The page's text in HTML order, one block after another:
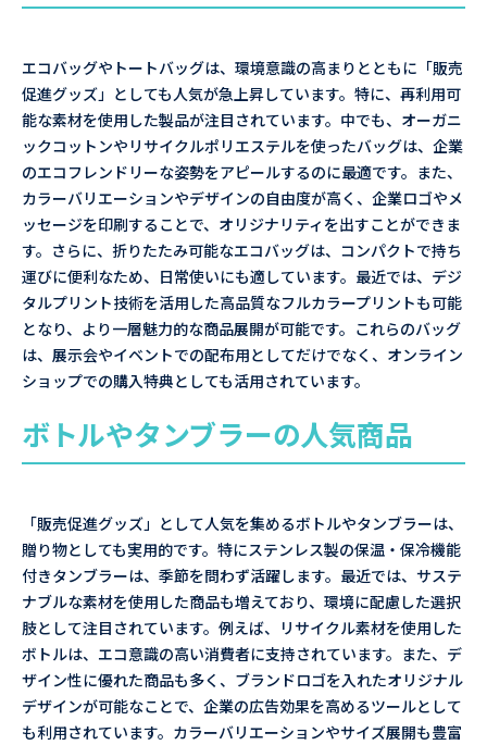
エコバッグやトートバッグは、環境意識の高まりとともに「販売
促進グッズ」としても人気が急上昇しています。特に、再利用可
能な素材を使用した製品が注目されています。中でも、オーガニ
ックコットンやリサイクルポリエステルを使ったバッグは、企業
のエコフレンドリーな姿勢をアピールするのに最適です。また、
カラーバリエーションやデザインの自由度が高く、企業ロゴやメ
ッセージを印刷することで、オリジナリティを出すことができま
す。さらに、折りたたみ可能なエコバッグは、コンパクトで持ち
運びに便利なため、日常使いにも適しています。最近では、デジ
タルプリント技術を活用した高品質なフルカラープリントも可能
となり、より一層魅力的な商品展開が可能です。これらのバッグ
は、展示会やイベントでの配布用としてだけでなく、オンライン
ショップでの購入特典としても活用されています。
ボトルやタンブラーの人気商品
「販売促進グッズ」として人気を集めるボトルやタンブラーは、
贈り物としても実用的です。特にステンレス製の保温・保冷機能
付きタンブラーは、季節を問わず活躍します。最近では、サステ
ナブルな素材を使用した商品も増えており、環境に配慮した選択
肢として注目されています。例えば、リサイクル素材を使用した
ボトルは、エコ意識の高い消費者に支持されています。また、デ
ザイン性に優れた商品も多く、ブランドロゴを入れたオリジナル
デザインが可能なことで、企業の広告効果を高めるツールとして
も利用されています。カラーバリエーションやサイズ展開も豊富